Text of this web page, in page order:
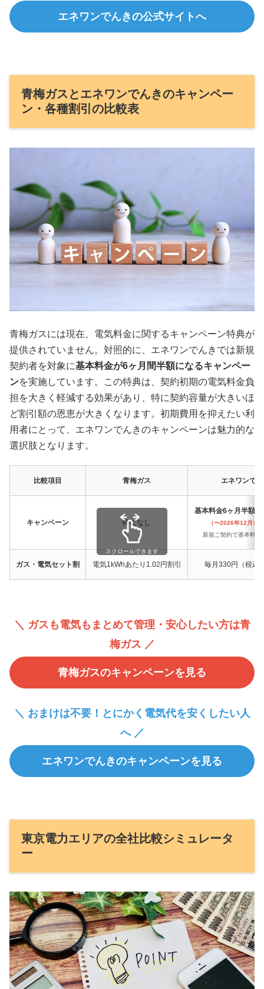
エネワンでんきの公式サイトへ
青梅ガスとエネワンでんきのキャンペー
ン・各種割引の比較表
青梅ガスには現在、電気料金に関するキャンペーン特典が
提供されていません。対照的に、エネワンでんきでは新規
契約者を対象に基本料金が6ヶ月間半額になるキャンペー
ンを実施しています。この特典は、契約初期の電気料金負
担を大きく軽減する効果があり、特に契約容量が大きいほ
ど割引額の恩恵が大きくなります。初期費用を抑えたい利
用者にとって、エネワンでんきのキャンペーンは魅力的な
選択肢となります。
比較項目 青梅ガス エネワンで
キャンペーン 特になし
基本料金6ヶ月半額キ
（〜2026年12月13
新規ご契約で基本料金
ガス・電気セット割 電気1kWhあたり1.02円割引 毎月330円（税込
スクロールできます
＼ ガスも電気もまとめて管理・安心したい方は青
梅ガス ／
青梅ガスのキャンペーンを見る
＼ おまけは不要！とにかく電気代を安くしたい人
へ ／
エネワンでんきのキャンペーンを見る
東京電力エリアの全社比較シミュレータ
ー